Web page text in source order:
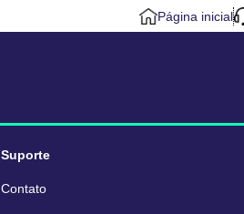
Página inicial
Suporte
Contato